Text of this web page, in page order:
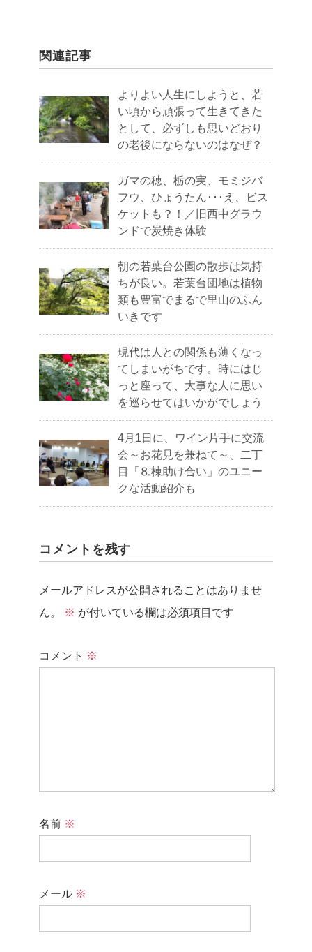
関連記事
よりよい人生にしようと、若
い頃から頑張って生きてきた
として、必ずしも思いどおり
の老後にならないのはなぜ？
ガマの穂、栃の実、モミジバ
フウ、ひょうたん･･･え、ビス
ケットも？！／旧西中グラウ
ンドで炭焼き体験
朝の若葉台公園の散歩は気持
ちが良い。若葉台団地は植物
類も豊富でまるで里山のふん
いきです
現代は人との関係も薄くなっ
てしまいがちです。時にはじ
っと座って、大事な人に思い
を巡らせてはいかがでしょう
4月1日に、ワイン片手に交流
会～お花見を兼ねて～、二丁
目「⒏棟助け合い」のユニー
クな活動紹介も
コメントを残す
メールアドレスが公開されることはありませ
ん。
※ が付いている欄は必須項目です
コメント ※
名前 ※
メール ※